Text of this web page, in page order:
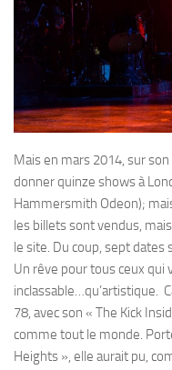
Mais en mars 2014, sur
donner quinze shows à
Hammersmith Odeon);
les billets sont vendus,
le site. Du coup, sept
Un rêve pour tous ceux
inclassable…qu’artistique.
78, avec son « The Kick
comme tout le monde.
Heights », elle aurait pu,